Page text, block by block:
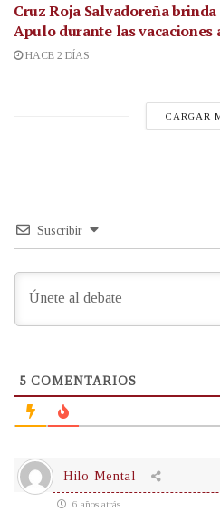
Cruz Roja Salvadoreña brinda
Apulo durante las vacaciones
HACE 2 DÍAS
CARGAR
Suscribir
5 COMENTARIOS
Hilo Mental
6 años atrás